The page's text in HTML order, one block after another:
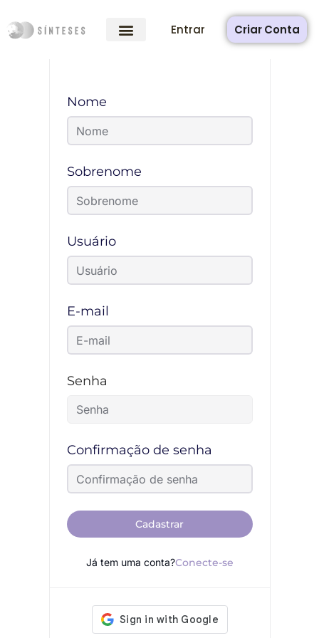
Entrar Criar Conta
Nome
Sobrenome
Usuário
E-mail
Senha
Confirmação de senha
Cadastrar
Já tem uma conta?Conecte-se